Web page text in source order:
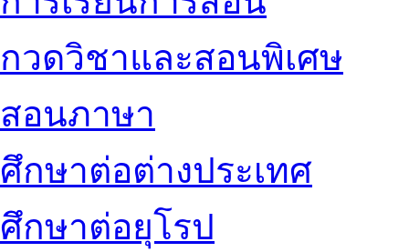
กวดวิชาและสอนพิเศษ
สอนภาษา
ศึกษาต่อต่างประเทศ
ศึกษาต่อยุโรป